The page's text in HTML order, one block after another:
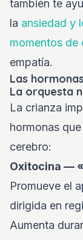
también te
la ansiedad y
momentos de
empatía.
Las
La orquesta
La crianza
hormonas
cerebro:
Oxitocina —
Promueve el
dirigida en
Aumenta